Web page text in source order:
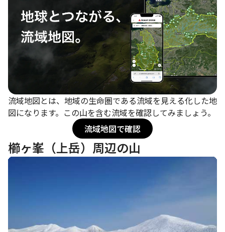
流域地図とは、地域の生命圏である流域を見える化した地
図になります。この山を含む流域を確認してみましょう。
流域地図で確認
櫛ヶ峯（上岳）周辺の山